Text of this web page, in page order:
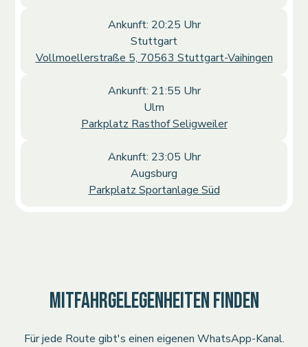
Ankunft: 20:25 Uhr
Stuttgart
Vollmoellerstraße 5, 70563 Stuttgart-Vaihingen
Ankunft: 21:55 Uhr
Ulm
Parkplatz Rasthof Seligweiler
Ankunft: 23:05 Uhr
Augsburg
Parkplatz Sportanlage Süd
MITFAHRGELEGENHEITEN FINDEN
Für jede Route gibt's einen eigenen WhatsApp-Kanal.